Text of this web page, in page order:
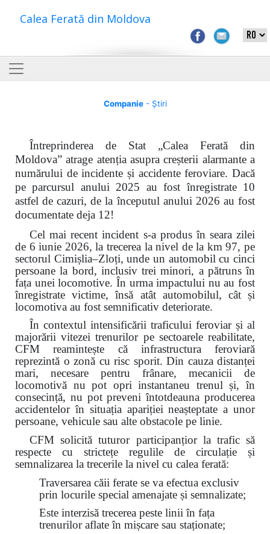
Calea Ferată din Moldova
Companie- Știri
Întreprinderea de Stat „Calea Ferată din
Moldova” atrage atenția asupra creșterii alarmante a
numărului de incidente și accidente feroviare. Dacă
pe parcursul anului 2025 au fost înregistrate 10
astfel de cazuri, de la începutul anului 2026 au fost
documentate deja 12!
Cel mai recent incident s-a produs în seara zilei
de 6 iunie 2026, la trecerea la nivel de la km 97, pe
sectorul Cimișlia–Zloți, unde un automobil cu cinci
persoane la bord, inclusiv trei minori, a pătruns în
fața unei locomotive. În urma impactului nu au fost
înregistrate victime, însă atât automobilul, cât și
locomotiva au fost semnificativ deteriorate.
În contextul intensificării traficului feroviar și al
majorării vitezei trenurilor pe sectoarele reabilitate,
CFM reamintește că infrastructura feroviară
reprezintă o zonă cu risc sporit. Din cauza distanței
mari, necesare pentru frânare, mecanicii de
locomotivă nu pot opri instantaneu trenul și, în
consecință, nu pot preveni întotdeauna producerea
accidentelor în situația apariției neașteptate a unor
persoane, vehicule sau alte obstacole pe linie.
CFM solicită tuturor participanțior la trafic să
respecte cu strictețe regulile de circulație și
semnalizarea la trecerile la nivel cu calea ferată:
Traversarea căii ferate se va efectua exclusiv
prin locurile special amenajate și semnalizate;
Este interzisă trecerea peste linii în fața
trenurilor aflate în mișcare sau staționate;